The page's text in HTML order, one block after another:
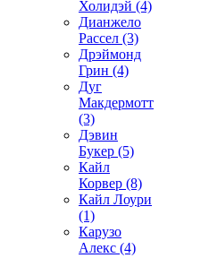
Холидэй (4)
Дианжело
Рассел (3)
Дрэймонд
Грин (4)
Дуг
Макдермотт
(3)
Дэвин
Букер (5)
Кайл
Корвер (8)
Кайл Лоури
(1)
Карузо
Алекс (4)